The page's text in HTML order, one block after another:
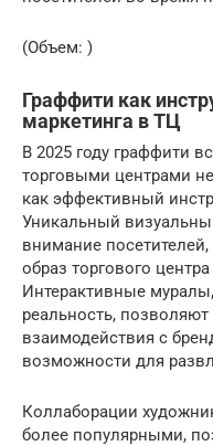
(Объем: )
Граффити как
маркетинга в ТЦ
В 2025 году граффити
торговыми центрами
как эффективный
Уникальный
внимание
образ торгового
Интерактивные
реальность,
взаимодействия с
возможности для
Коллаборации
более популярными,